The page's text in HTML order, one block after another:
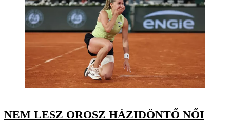
NEM LESZ OROSZ HÁZIDÖNTŐ NŐI